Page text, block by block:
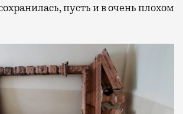
пусть и в очень плохом